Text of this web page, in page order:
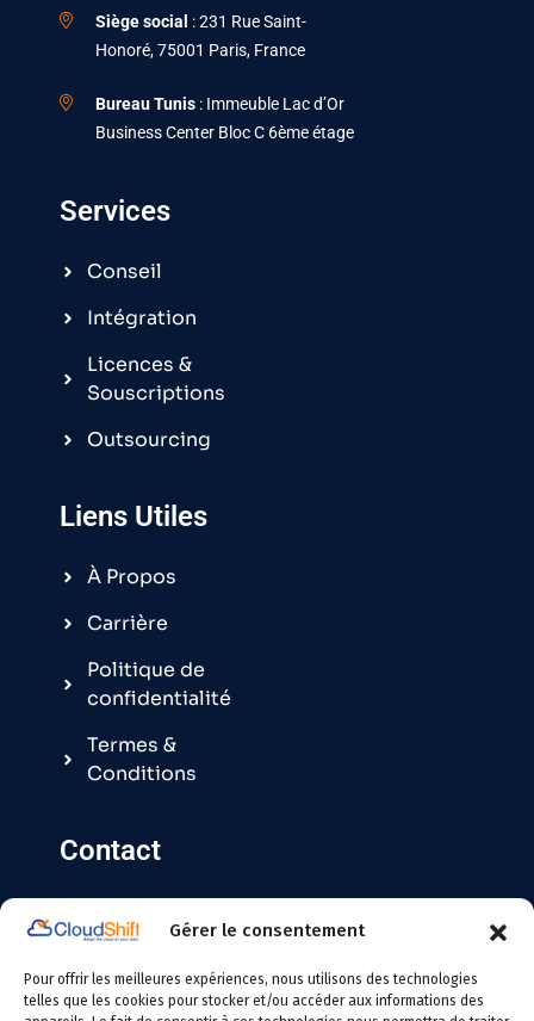
Gérer le consentement
Pour offrir les meilleures expériences, nous utilisons des technologies
telles que les cookies pour stocker et/ou accéder aux informations des
Contact
Contact@cloudshift.fr
France : +33 5 25 63 08 49
Liens Utiles
À Propos
Carrière
Politique de
confidentialité
Termes &
Conditions
Services
Conseil
Intégration
Licences &
Souscriptions
Outsourcing
Siège social : 231 Rue Saint-
Honoré, 75001 Paris, France
Bureau Tunis : Immeuble Lac d’Or
Business Center Bloc C 6ème étage